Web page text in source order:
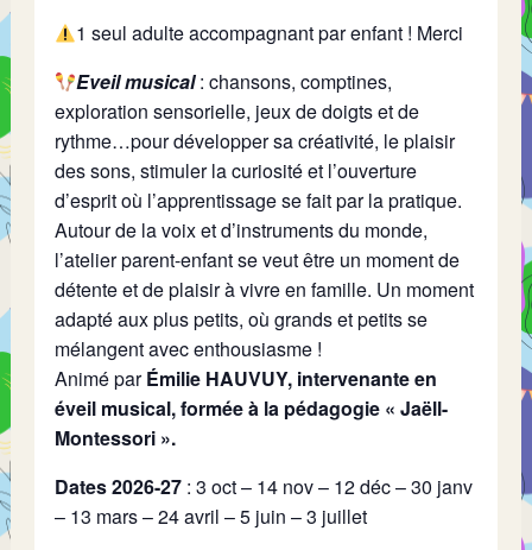
1 seul adulte accompagnant par enfant ! Merci
Eveil musical: chansons, comptines,
exploration sensorielle, jeux de doigts et de
rythme…pour développer sa créativité, le plaisir
des sons, stimuler la curiosité et l’ouverture
d’esprit où l’apprentissage se fait par la pratique.
Autour de la voix et d’instruments du monde,
l’atelier parent-enfant se veut être un moment de
détente et de plaisir à vivre en famille. Un moment
adapté aux plus petits, où grands et petits se
mélangent avec enthousiasme !
Animé parÉmilie HAUVUY, intervenante en
éveil musical, formée à la pédagogie « Jaëll-
Montessori ».
Dates 2026-27 : 3 oct – 14 nov – 12 déc – 30 janv
– 13 mars – 24 avril – 5 juin – 3 juillet